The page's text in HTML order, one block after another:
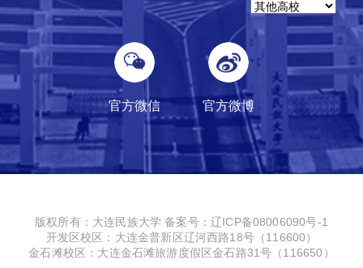
官方微信 官方微博
版权所有：大连民族大学备案号：辽ICP备08006090号-1
开发区校区：大连金普新区辽河西路18号（116600）
金石滩校区：大连金石滩旅游度假区金石路31号（116650）